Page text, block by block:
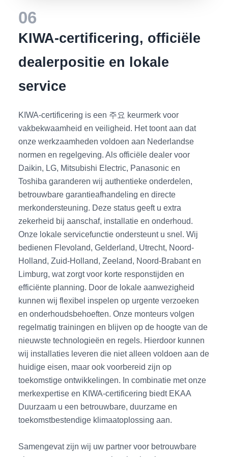
06
KIWA-certificering, officiële
dealerpositie en lokale
service
KIWA-certificering is een 주요 keurmerk voor
vakbekwaamheid en veiligheid. Het toont aan dat
onze werkzaamheden voldoen aan Nederlandse
normen en regelgeving. Als officiële dealer voor
Daikin, LG, Mitsubishi Electric, Panasonic en
Toshiba garanderen wij authentieke onderdelen,
betrouwbare garantieafhandeling en directe
merkondersteuning. Deze status geeft u extra
zekerheid bij aanschaf, installatie en onderhoud.
Onze lokale servicefunctie ondersteunt u snel. Wij
bedienen Flevoland, Gelderland, Utrecht, Noord-
Holland, Zuid-Holland, Zeeland, Noord-Brabant en
Limburg, wat zorgt voor korte responstijden en
efficiënte planning. Door de lokale aanwezigheid
kunnen wij flexibel inspelen op urgente verzoeken
en onderhoudsbehoeften. Onze monteurs volgen
regelmatig trainingen en blijven op de hoogte van de
nieuwste technologieën en regels. Hierdoor kunnen
wij installaties leveren die niet alleen voldoen aan de
huidige eisen, maar ook voorbereid zijn op
toekomstige ontwikkelingen. In combinatie met onze
merkexpertise en KIWA-certificering biedt EKAA
Duurzaam u een betrouwbare, duurzame en
toekomstbestendige klimaatoplossing aan.
Samengevat zijn wij uw partner voor betrouwbare